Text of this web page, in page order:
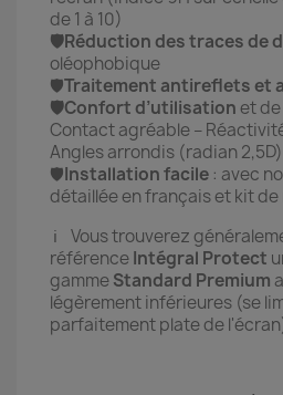
de 1 à 10)
🛡️Réduction des traces de
oléophobique
🛡️Traitement antireflets et
🛡️Confort d’utilisation et
Contact agréable –
Angles arrondis (radian 2,5D)
🛡️Installation facile : avec
détaillée en français et kit
ℹ️ Vous trouverez
référenceIntégral Protect
gammeStandard Premium
légèrement inférieures (se
parfaitement plate de